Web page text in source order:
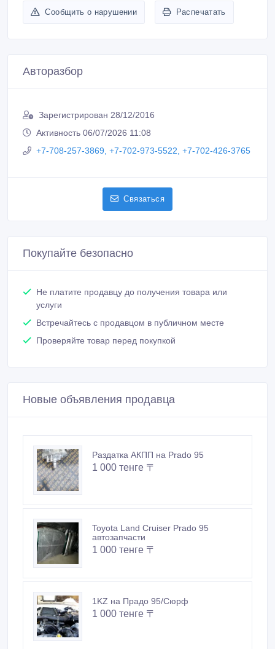
Сообщить о нарушении Распечатать
Авторазбор
Зарегистрирован 28/12/2016
Активность 06/07/2026 11:08
+7-708-257-3869, +7-702-973-5522, +7-702-426-3765
Связаться
Покупайте безопасно
Не платите продавцу до получения товара или
услуги
Встречайтесь с продавцом в публичном месте
Проверяйте товар перед покупкой
Новые объявления продавца
Раздатка АКПП на Prado 95
1 000 тенге 〒
Toyota Land Cruiser Prado 95
автозапчасти
1 000 тенге 〒
1KZ на Прадо 95/Сюрф
1 000 тенге 〒